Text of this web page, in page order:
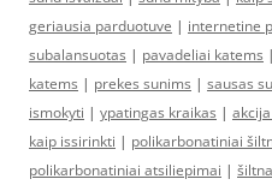
geriausia parduotuve | internetine
subalansuotas | pavadeliai katems |
katems | prekes sunims | sausas
ismokyti | ypatingas kraikas |
kaip issirinkti | polikarbonatiniai
polikarbonatiniai atsiliepimai |